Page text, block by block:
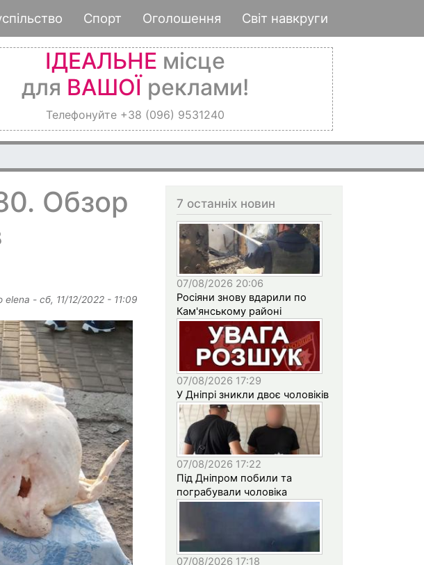
Спорт Оголошення Світ навкруги
ІДЕАЛЬНЕ місце
для ВАШОЇ реклами!
Телефонуйте +38 (096) 9531240
Обзор
elena - сб, 11/12/2022 - 11:09
7 останніх новин
07/08/2026 20:06
Росіяни знову вдарили по
Кам'янському районі
07/08/2026 17:29
У Дніпрі зникли двоє чоловіків
07/08/2026 17:22
Під Дніпром побили та
пограбували чоловіка
07/08/2026 17:18